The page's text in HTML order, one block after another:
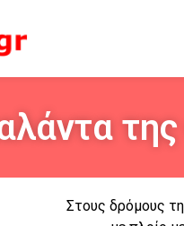
της
Στους δρόμους